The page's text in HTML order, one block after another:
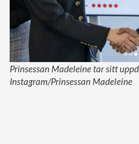
Prinsessan Madeleine tar sitt
Instagram/Prinsessan Madeleine